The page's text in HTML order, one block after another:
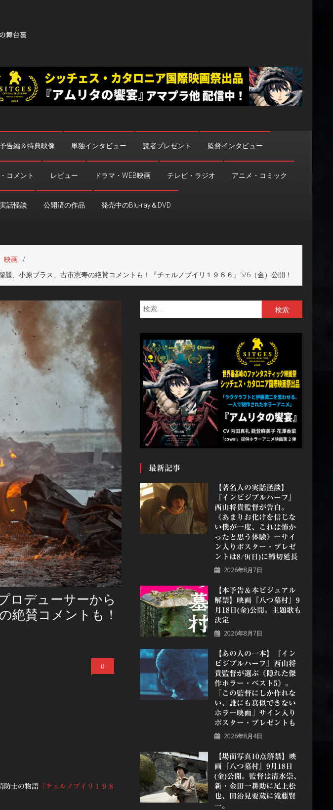
予告編＆特典映像 単独インタビュー 読者プレゼント 監督インタビュー
コメント レビュー ドラマ・WEB映画 テレビ・ラジオ アニメ・コミック
話怪談 公開済の作品 発売中のBlu-ray＆DVD
映画
、小原ブラス、古市憲寿の絶賛コメントも！『チェルノブイリ１９８６』5/6（金）公開！
ロデューサーから
絶賛コメントも！
0
防士の物語 『チェルノブイリ１９８
索:
最新記事
【著名人の実話怪談】
『インビジブルハーフ』
⻄⼭将貴監督が告白。
《あまりお化けを信じな
い僕が一度、これは怖か
ったと思う体験》ーサイ
ン入りポスター・プレゼ
ントは8/9(日)に締切延長
2026年8月7日
【本予告＆本ビジュアル
解禁】映画『八つ墓村』9
月18日(金)公開。主題歌も
決定
2026年8月7日
【あの人の一本】『イン
ビジブルハーフ』⻄⼭将
貴監督が選ぶ《隠れた傑
作ホラー・ベスト5》。
「この監督にしか作れな
い、誰にも真似できない
ホラー映画」サイン入り
ポスター・プレゼントも
2026年8月4日
【場面写真10点解禁】映
画『八つ墓村』9月18日
(金)公開。監督は清水崇、
新・金田一耕助に尾上松
也、田治見要蔵に滝藤賢
一。